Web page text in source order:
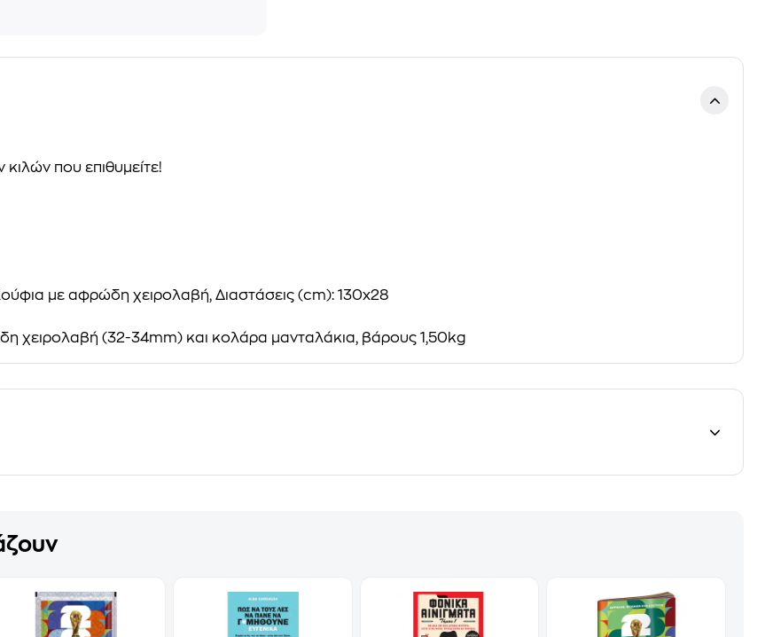
που επιθυμείτε!
με αφρώδη χειρολαβή, Διαστάσεις (cm): 130x28
χειρολαβή (32-34mm) και κολάρα μανταλάκια, βάρους 1,50kg